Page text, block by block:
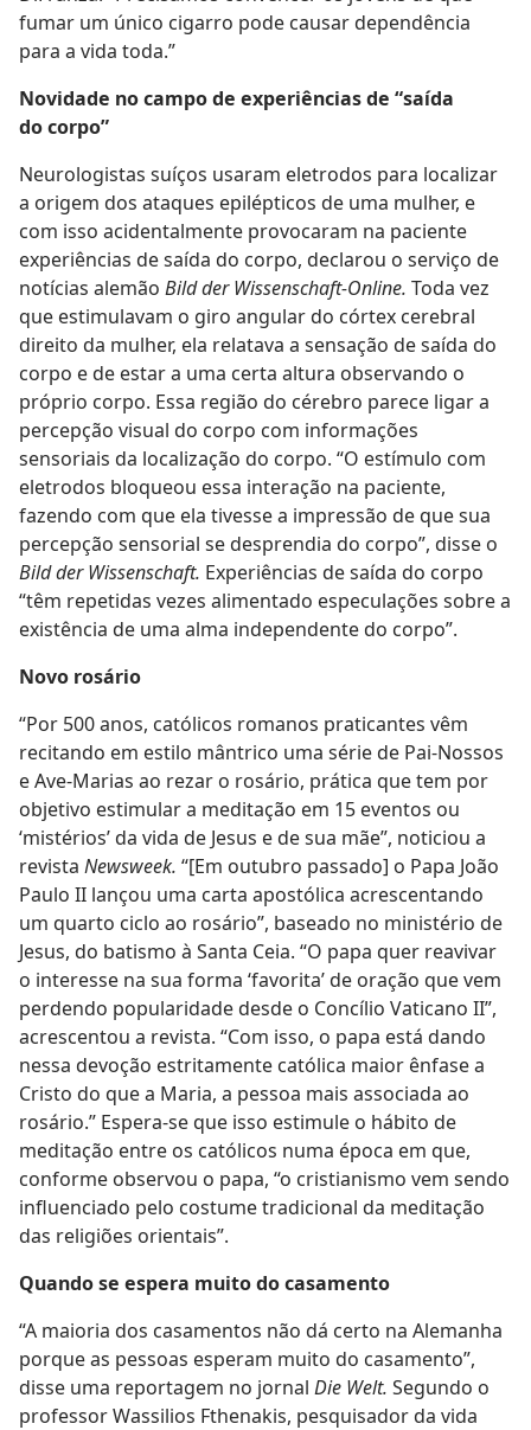
fumar um único cigarro pode causar dependência
para a vida toda.”
Novidade no campo de experiências de “saída
do corpo”
Neurologistas suíços usaram eletrodos para localizar
a origem dos ataques epilépticos de uma mulher, e
com isso acidentalmente provocaram na paciente
experiências de saída do corpo, declarou o serviço de
notícias alemão Bild der Wissenschaft-Online. Toda vez
que estimulavam o giro angular do córtex cerebral
direito da mulher, ela relatava a sensação de saída do
corpo e de estar a uma certa altura observando o
próprio corpo. Essa região do cérebro parece ligar a
percepção visual do corpo com informações
sensoriais da localização do corpo. “O estímulo com
eletrodos bloqueou essa interação na paciente,
fazendo com que ela tivesse a impressão de que sua
percepção sensorial se desprendia do corpo”, disse o
Bild der Wissenschaft. Experiências de saída do corpo
“têm repetidas vezes alimentado especulações sobre a
existência de uma alma independente do corpo”.
Novo rosário
“Por 500 anos, católicos romanos praticantes vêm
recitando em estilo mântrico uma série de Pai-Nossos
e Ave-Marias ao rezar o rosário, prática que tem por
objetivo estimular a meditação em 15 eventos ou
‘mistérios’ da vida de Jesus e de sua mãe”, noticiou a
revista Newsweek. “[Em outubro passado] o Papa João
Paulo II lançou uma carta apostólica acrescentando
um quarto ciclo ao rosário”, baseado no ministério de
Jesus, do batismo à Santa Ceia. “O papa quer reavivar
o interesse na sua forma ‘favorita’ de oração que vem
perdendo popularidade desde o Concílio Vaticano II”,
acrescentou a revista. “Com isso, o papa está dando
nessa devoção estritamente católica maior ênfase a
Cristo do que a Maria, a pessoa mais associada ao
rosário.” Espera-se que isso estimule o hábito de
meditação entre os católicos numa época em que,
conforme observou o papa, “o cristianismo vem sendo
influenciado pelo costume tradicional da meditação
das religiões orientais”.
Quando se espera muito do casamento
“A maioria dos casamentos não dá certo na Alemanha
porque as pessoas esperam muito do casamento”,
disse uma reportagem no jornal Die Welt. Segundo o
professor Wassilios Fthenakis, pesquisador da vida